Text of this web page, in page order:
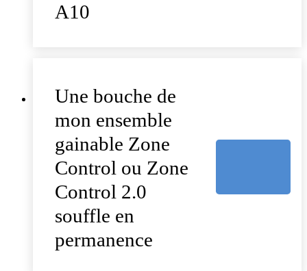
A10
Une bouche de
mon ensemble
gainable Zone
Control ou Zone
Control 2.0
souffle en
permanence